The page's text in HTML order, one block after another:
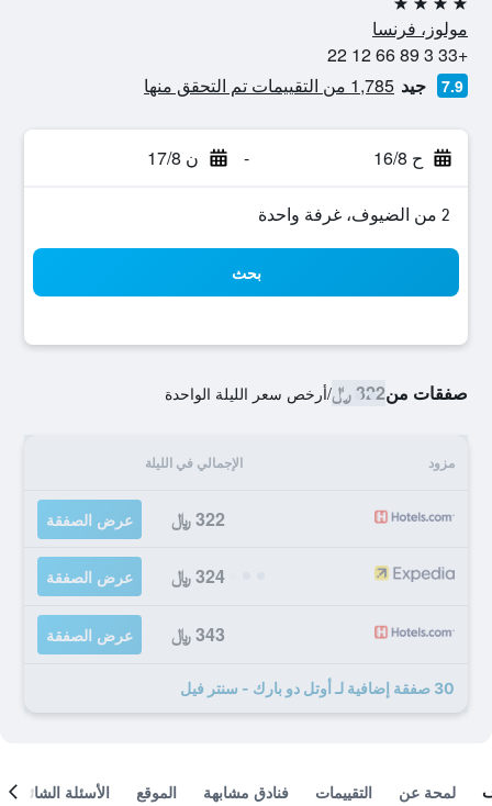
4 نجوم
مولوز، فرنسا
+33 3 89 66 12 22
7.9 جيد 1,785 من التقييمات تم التحقق منها
ح 16/8 - ن 17/8
2 من الضيوف، غرفة واحدة
بحث
صفقات من322 ﷼ /أرخص سعر الليلة الواحدة
مزود الإجمالي في الليلة
322 ﷼ عرض الصفقة
324 ﷼ عرض الصفقة
343 ﷼ عرض الصفقة
30 صفقة إضافية لـ أوتل دو بارك - سنتر فيل
لمحة عن التقييمات فنادق مشابهة الموقع الأسئلة الشائعة